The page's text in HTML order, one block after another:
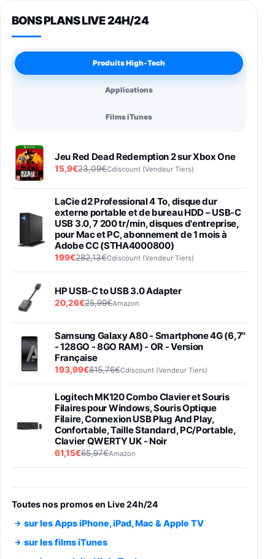
BONS PLANS LIVE 24H/24
Produits High-Tech
Applications
Films iTunes
Jeu Red Dead Redemption 2 sur Xbox One
15,9€23,09€Cdiscount (Vendeur Tiers)
LaCie d2 Professional 4 To, disque dur
externe portable et de bureau HDD – USB-C
USB 3.0, 7 200 tr/min, disques d'entreprise,
pour Mac et PC, abonnement de 1 mois à
Adobe CC (STHA4000800)
199€282,13€Cdiscount (Vendeur Tiers)
HP USB-C to USB 3.0 Adapter
20,26€25,99€Amazon
Samsung Galaxy A80 - Smartphone 4G (6,7''
- 128GO - 8GO RAM) - OR - Version
Française
193,99€815,76€Cdiscount (Vendeur Tiers)
Logitech MK120 Combo Clavier et Souris
Filaires pour Windows, Souris Optique
Filaire, Connexion USB Plug And Play,
Confortable, Taille Standard, PC/Portable,
Clavier QWERTY UK - Noir
61,15€65,97€Amazon
entraénement direct 3 vitesses (33-45-78
trs/min) avec pre-ampli intégré et port USB
Smartphone SAMSUNG Galaxy S26 Ultra
Toutes nos promos en Live 24h/24
sur les Apps iPhone, iPad, Mac & Apple TV
sur les films iTunes